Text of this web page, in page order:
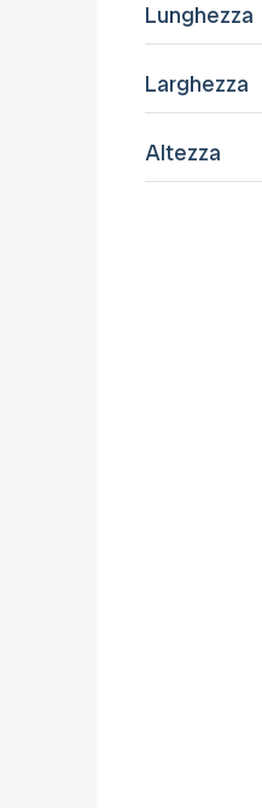
Lunghezza
Larghezza
Altezza